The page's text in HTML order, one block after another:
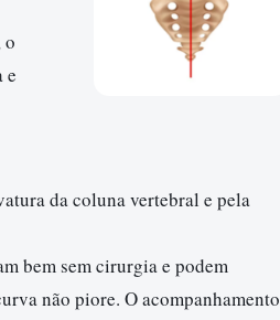
o
e
da coluna vertebral e pela
bem sem cirurgia e podem
não piore. O acompanhamento